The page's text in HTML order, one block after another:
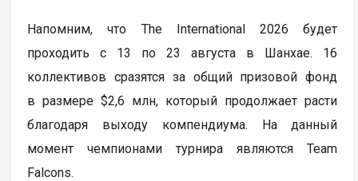
Напомним, что The International 2026 будет
проходить с 13 по 23 августа в Шанхае. 16
коллективов сразятся за общий призовой фонд
в размере $2,6 млн, который продолжает расти
благодаря выходу компендиума. На данный
момент чемпионами турнира являются Team
Falcons.